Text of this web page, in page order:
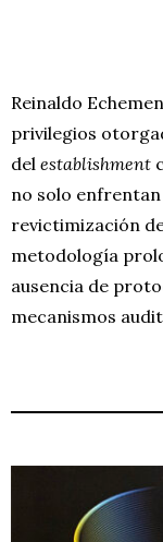
Reinaldo
privilegios
del establishment
no solo
revictimización
metodología
ausencia de
mecanismos